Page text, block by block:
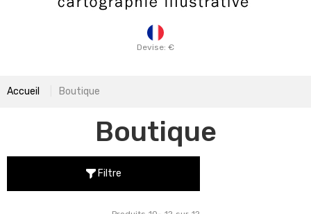
Devise: €
Accueil Boutique
Boutique
Filtre